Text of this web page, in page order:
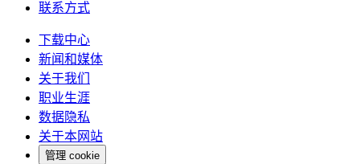
联系方式
下载中心
新闻和媒体
关于我们
职业生涯
数据隐私
关于本网站
管理 cookie